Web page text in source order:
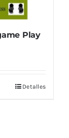
Play
Detalles